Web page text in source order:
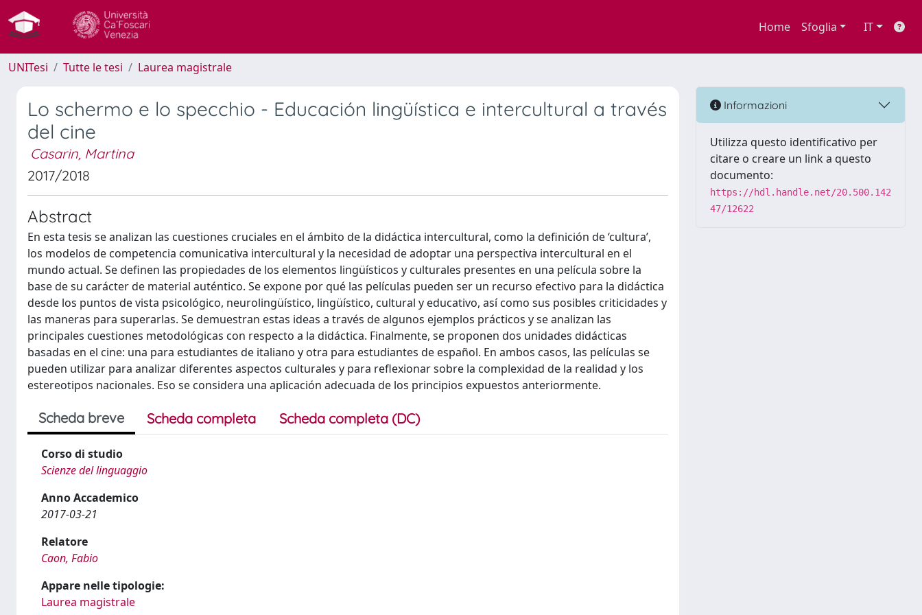
Home Sfoglia IT
UNITesi Tutte le tesi Laurea magistrale
Lo schermo e lo specchio - Educación lingüística e intercultural a través
del cine
Casarin, Martina
2017/2018
Abstract
En esta tesis se analizan las cuestiones cruciales en el ámbito de la didáctica intercultural, como la definición de ‘cultura’,
los modelos de competencia comunicativa intercultural y la necesidad de adoptar una perspectiva intercultural en el
mundo actual. Se definen las propiedades de los elementos lingüísticos y culturales presentes en una película sobre la
base de su carácter de material auténtico. Se expone por qué las películas pueden ser un recurso efectivo para la didáctica
desde los puntos de vista psicológico, neurolingüístico, lingüístico, cultural y educativo, así como sus posibles criticidades y
las maneras para superarlas. Se demuestran estas ideas a través de algunos ejemplos prácticos y se analizan las
principales cuestiones metodológicas con respecto a la didáctica. Finalmente, se proponen dos unidades didácticas
basadas en el cine: una para estudiantes de italiano y otra para estudiantes de español. En ambos casos, las películas se
pueden utilizar para analizar diferentes aspectos culturales y para reflexionar sobre la complexidad de la realidad y los
estereotipos nacionales. Eso se considera una aplicación adecuada de los principios expuestos anteriormente.
Scheda breve Scheda completa Scheda completa (DC)
Corso di studio
Scienze del linguaggio
Anno Accademico
2017-03-21
Relatore
Caon, Fabio
Appare nelle tipologie:
Laurea magistrale
Informazioni
Utilizza questo identificativo per
citare o creare un link a questo
documento:
https://hdl.handle.net/20.500.142
47/12622